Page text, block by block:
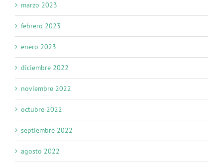
marzo 2023
febrero 2023
enero 2023
diciembre 2022
noviembre 2022
octubre 2022
septiembre 2022
agosto 2022